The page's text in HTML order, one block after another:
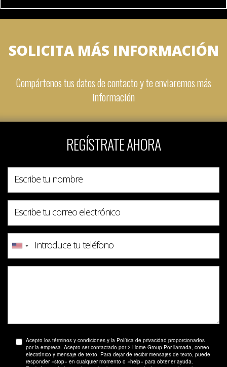
SOLICITA MÁS INFORMACIÓN
Compártenos tus datos de contacto y te enviaremos más
información
REGÍSTRATE AHORA
Acepto los términos y condiciones y la Política de privacidad proporcionados
por la empresa. Acepto ser contactado por 2 Home Group Por llamada, correo
electrónico y mensaje de texto. Para dejar de recibir mensajes de texto, puede
responder «stop» en cualquier momento o «help» para obtener ayuda.